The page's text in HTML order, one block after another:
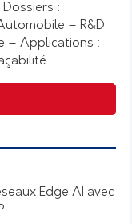
Dossiers :
– R&D
– Applications :
Edge AI avec